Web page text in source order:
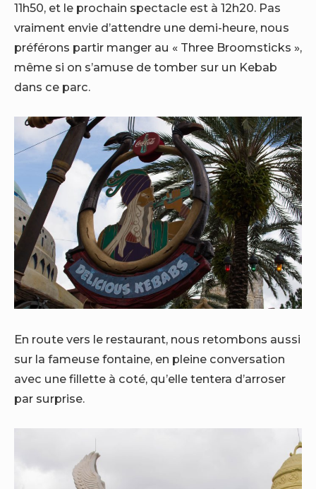
11h50, et le prochain spectacle est à 12h20. Pas
vraiment envie d’attendre une demi-heure, nous
préférons partir manger au « Three Broomsticks »,
même si on s’amuse de tomber sur un Kebab
dans ce parc.
En route vers le restaurant, nous retombons aussi
sur la fameuse fontaine, en pleine conversation
avec une fillette à coté, qu’elle tentera d’arroser
par surprise.